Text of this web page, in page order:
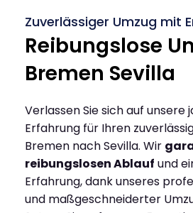
Zuverlässiger Umzug mit
Reibungslose
Bremen Sevilla
Verlassen Sie sich auf unsere
Erfahrung für Ihren
Bremen nach Sevilla. Wir
reibungslosen Ablauf und
Erfahrung, dank unseres
und maßgeschneiderter